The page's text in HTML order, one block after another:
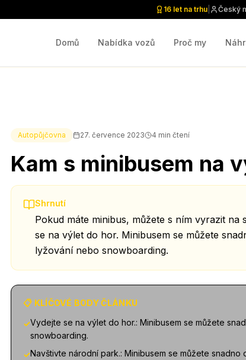
16 let na trhu Český
Domů Nabídka vozů Proč my
Autopůjčovna 27. července 2023 4 min čtení
Kam s minibusem na
Shrnutí
Pokud máte minibus, můžete s ním vyrazit na
se na výlet do hor. Minibusem se můžete
lyžování nebo snowboarding.
📋 KLÍČOVÉ BODY ČLÁNKU
✓Vydejte se na výlet do hor.: Minibusem se můžete
snowboarding.
✓Navštivte národní park.: Minibusem se můžete